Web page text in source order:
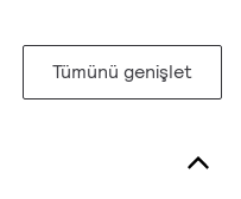
Tümünü genişlet